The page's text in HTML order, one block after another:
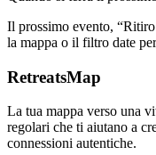
Il prossimo evento,
la mappa o il filtro date
RetreatsMap
La tua mappa verso una
regolari che ti aiutano a
connessioni autentiche.